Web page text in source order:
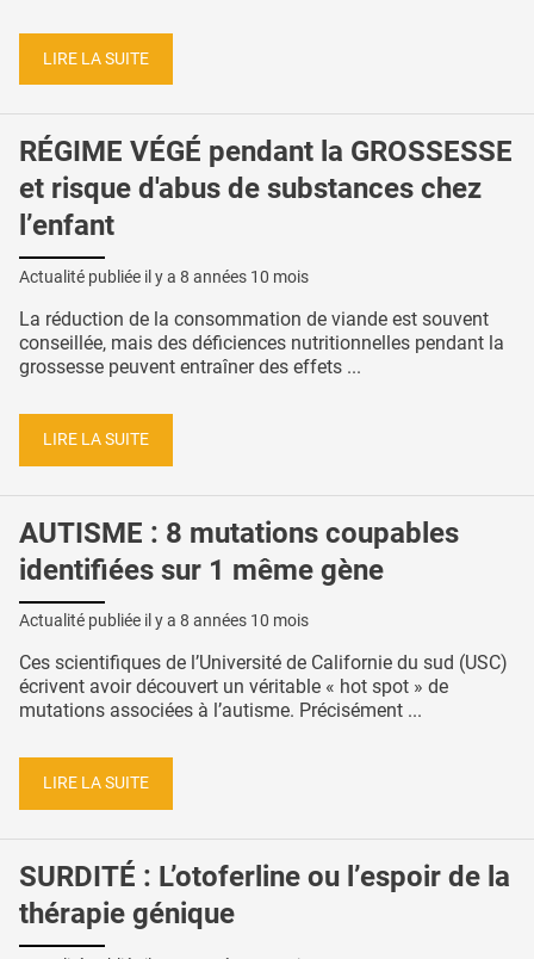
LIRE LA SUITE
RÉGIME VÉGÉ pendant la GROSSESSE
et risque d'abus de substances chez
l’enfant
Actualité publiée il y a 8 années 10 mois
La réduction de la consommation de viande est souvent
conseillée, mais des déficiences nutritionnelles pendant la
grossesse peuvent entraîner des effets ...
LIRE LA SUITE
AUTISME : 8 mutations coupables
identifiées sur 1 même gène
Actualité publiée il y a 8 années 10 mois
Ces scientifiques de l’Université de Californie du sud (USC)
écrivent avoir découvert un véritable « hot spot » de
mutations associées à l’autisme. Précisément ...
LIRE LA SUITE
SURDITÉ : L’otoferline ou l’espoir de la
thérapie génique